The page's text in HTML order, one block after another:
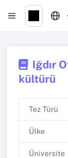
Iğdır
kültürü
Tez Türü
Ülke
Üniversite